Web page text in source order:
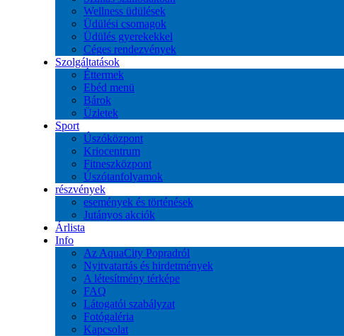
Wellness üdülések
Üdülési csomagok
Üdülés gyerekekkel
Céges rendezvények
Szolgáltatások
Éttermek
Ebéd menü
Bárok
Üzletek
Sport
Úszóközpont
Kriocentrum
Fitneszközpont
Úszótanfolyamok
részvények
események és történések
Jutányos akciók
Árlista
Info
Az AquaCity Popradról
Nyitvatartás és hirdetmények
A létesítmény térképe
FAQ
Látogatói szabályzat
Fotógaléria
Kapcsolat